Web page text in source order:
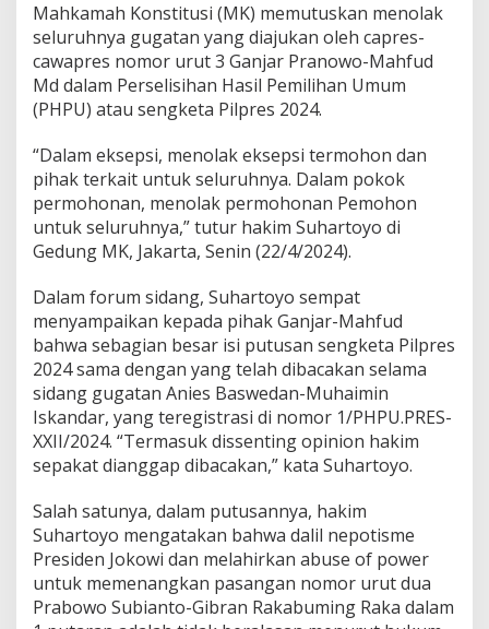
Mahkamah Konstitusi (MK) memutuskan menolak
seluruhnya gugatan yang diajukan oleh capres-
cawapres nomor urut 3 Ganjar Pranowo-Mahfud
Md dalam Perselisihan Hasil Pemilihan Umum
(PHPU) atau sengketa Pilpres 2024.
“Dalam eksepsi, menolak eksepsi termohon dan
pihak terkait untuk seluruhnya. Dalam pokok
permohonan, menolak permohonan Pemohon
untuk seluruhnya,” tutur hakim Suhartoyo di
Gedung MK, Jakarta, Senin (22/4/2024).
Dalam forum sidang, Suhartoyo sempat
menyampaikan kepada pihak Ganjar-Mahfud
bahwa sebagian besar isi putusan sengketa Pilpres
2024 sama dengan yang telah dibacakan selama
sidang gugatan Anies Baswedan-Muhaimin
Iskandar, yang teregistrasi di nomor 1/PHPU.PRES-
XXII/2024. “Termasuk dissenting opinion hakim
sepakat dianggap dibacakan,” kata Suhartoyo.
Salah satunya, dalam putusannya, hakim
Suhartoyo mengatakan bahwa dalil nepotisme
Presiden Jokowi dan melahirkan abuse of power
untuk memenangkan pasangan nomor urut dua
Prabowo Subianto-Gibran Rakabuming Raka dalam